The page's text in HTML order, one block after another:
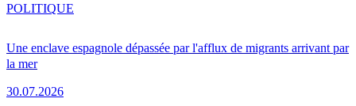
Une enclave espagnole dépassée par l'afflux de migrants arrivant par
la mer
30.07.2026
POLITIQUE